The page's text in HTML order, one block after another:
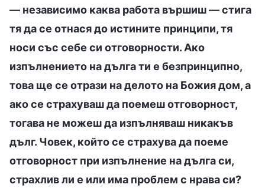
— независимо каква работа вършиш — стига
тя да се отнася до истините принципи, тя
носи със себе си отговорности. Ако
изпълнението на дълга ти е безпринципно,
това ще се отрази на делото на Божия дом, а
ако се страхуваш да поемеш отговорност,
тогава не можеш да изпълняваш никакъв
дълг. Човек, който се страхува да поеме
отговорност при изпълнение на дълга си,
страхлив ли е или има проблем с нрава си?